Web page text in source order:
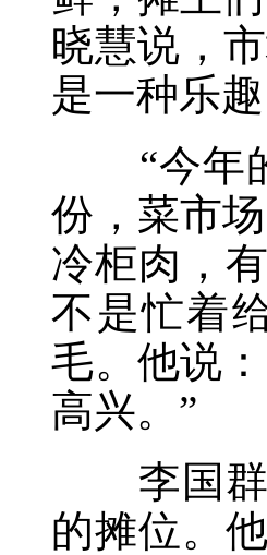
晓慧说，
是一种乐
“今年的
份，菜市
冷柜肉，
不是忙着
毛。他说
高兴。”
李国群
的摊位。